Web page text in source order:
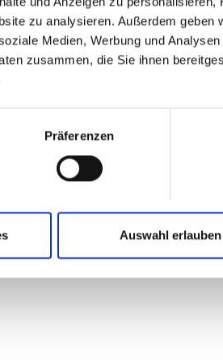
zu analysieren. Außerdem
Medien, Werbung und
zusammen, die Sie ihnen
Präferenzen
Auswahl erlauben